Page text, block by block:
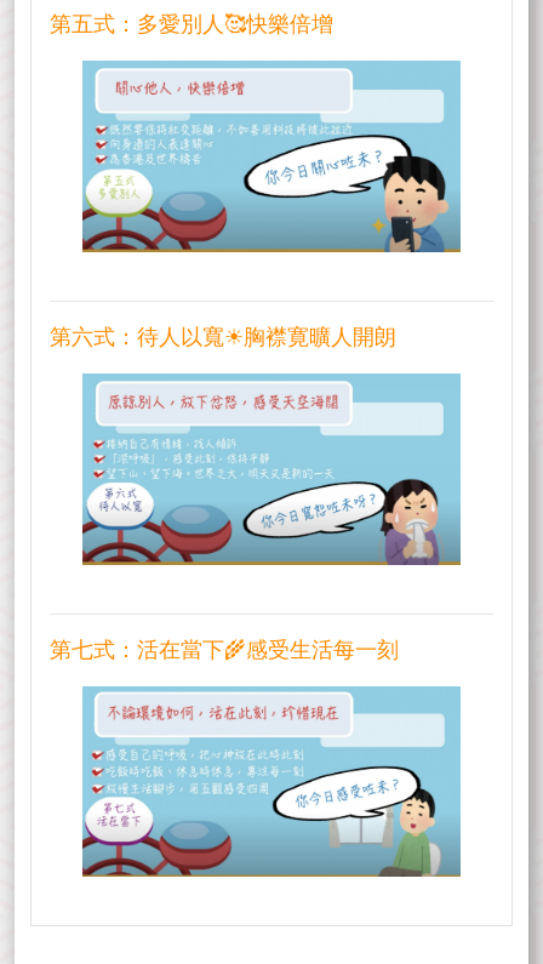
第五式：多愛別人🥰快樂倍增
第六式：待人以寬☀胸襟寛曠人開朗
第七式：活在當下🌾感受生活每一刻